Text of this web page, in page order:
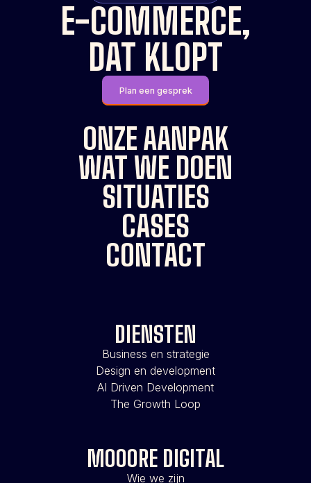
E-COMMERCE,
DAT KLOPT
Plan een gesprek
ONZE AANPAK
WAT WE DOEN
SITUATIES
CASES
CONTACT
DIENSTEN
Business en strategie
Design en development
AI Driven Development
The Growth Loop
MOOORE DIGITAL
Wie we zijn